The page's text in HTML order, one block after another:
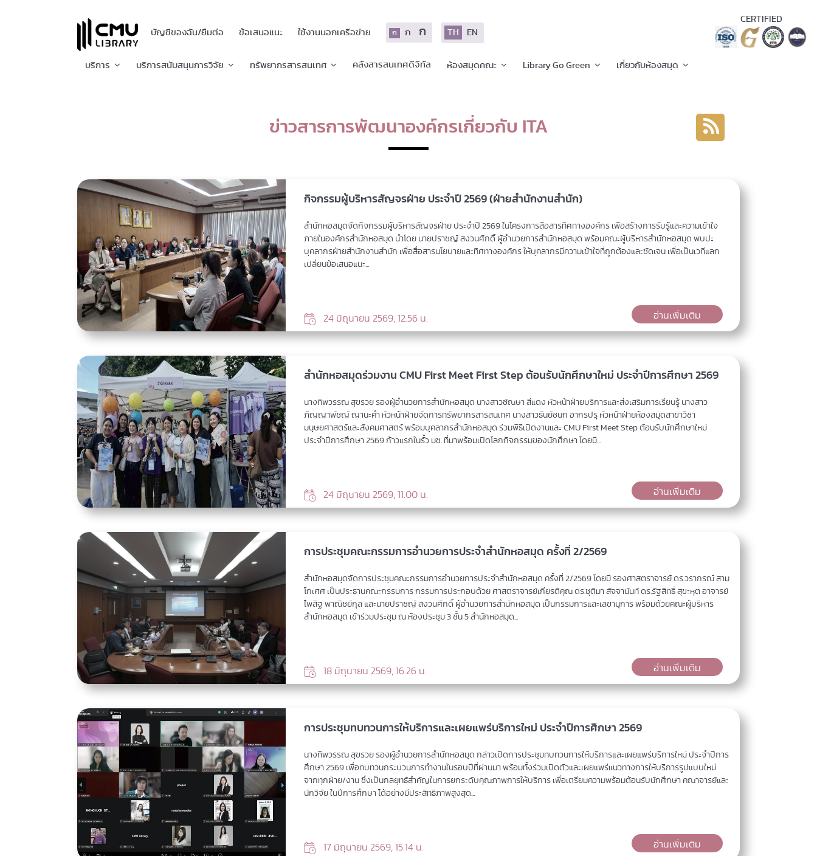
บัญชีของฉัน/ยืมต่อ ข้อเสนอแนะ ใช้งานนอกเครือข่าย ก ก ก TH EN
บริการ บริการสนับสนุนการวิจัย ทรัพยากรสารสนเทศ คลังสารสนเทศดิจิทัล ห้องสมุดคณะ Library Go Green เกี่ยวกับห้องสมุด
CERTIFIED
ข่าวสารการพัฒนาองค์กรเกี่ยวกับ ITA
กิจกรรมผู้บริหารสัญจรฝ่าย ประจำปี 2569 (ฝ่ายสำนักงานสำนัก)
สำนักหอสมุดจัดกิจกรรมผู้บริหารสัญจรฝ่าย ประจำปี 2569 ในโครงการสื่อสารทิศทางองค์กร เพื่อสร้างการรับรู้และความเข้าใจ
ภายในองค์กรสำนักหอสมุด นำโดย นายปราชญ์ สงวนศักดิ์ ผู้อำนวยการสำนักหอสมุด พร้อมคณะผู้บริหารสำนักหอสมุด พบปะ
บุคลากรฝ่ายสำนักงานสำนัก เพื่อสื่อสารนโยบายและทิศทางองค์กร ให้บุคลากรมีความเข้าใจที่ถูกต้องและชัดเจน เพื่อเป็นเวทีแลก
เปลี่ยนข้อเสนอแนะ...
24 มิถุนายน 2569, 12.56 น. อ่านเพิ่มเติม
สำนักหอสมุดร่วมงาน CMU First Meet First Step ต้อนรับนักศึกษาใหม่ ประจำปีการศึกษา 2569
นางทิพวรรณ สุขรวย รองผู้อำนวยการสำนักหอสมุด นางสาวชัณษา สีแดง หัวหน้าฝ่ายบริการและส่งเสริมการเรียนรู้ นางสาว
ภิญญาพัชญ์ ญานะคำ หัวหน้าฝ่ายจัดการทรัพยากรสารสนเทศ นางสาวธันย์ชนก อากรปรุ หัวหน้าฝ่ายห้องสมุดสาขาวิชา
มนุษยศาสตร์และสังคมศาสตร์ พร้อมบุคลากรสำนักหอสมุด ร่วมพิธีเปิดงานและ CMU First Meet Step ต้อนรับนักศึกษาใหม่
ประจำปีการศึกษา 2569 ก้าวแรกในรั้ว มช. ที่มาพร้อมเปิดโลกกิจกรรมของนักศึกษา โดยมี...
24 มิถุนายน 2569, 11.00 น. อ่านเพิ่มเติม
การประชุมคณะกรรมการอำนวยการประจำสำนักหอสมุด ครั้งที่ 2/2569
สำนักหอสมุดจัดการประชุมคณะกรรมการอำนวยการประจำสำนักหอสมุด ครั้งที่ 2/2569 โดยมี รองศาสตราจารย์ ดร.วรากรณ์ สาม
โกเศศ เป็นประธานคณะกรรมการ กรรมการประกอบด้วย ศาสตราจารย์เกียรติคุณ ดร.ชุติมา สัจจานันท์ ดร.รัฐสิทธิ์ สุขะหุต อาจารย์
ไพสิฐ พาณิชย์กุล และนายปราชญ์ สงวนศักดิ์ ผู้อำนวยการสำนักหอสมุด เป็นกรรมการและเลขานุการ พร้อมด้วยคณะผู้บริหาร
สำนักหอสมุด เข้าร่วมประชุม ณ ห้องประชุม 3 ชั้น 5 สำนักหอสมุด...
18 มิถุนายน 2569, 16.26 น. อ่านเพิ่มเติม
การประชุมทบทวนการให้บริการและเผยแพร่บริการใหม่ ประจำปีการศึกษา 2569
นางทิพวรรณ สุขรวย รองผู้อำนวยการสำนักหอสมุด กล่าวเปิดการประชุมทบทวนการให้บริการและเผยแพร่บริการใหม่ ประจำปีการ
ศึกษา 2569 เพื่อทบทวนกระบวนการทำงานในรอบปีที่ผ่านมา พร้อมทั้งร่วมเปิดตัวและเผยแพร่แนวทางการให้บริการรูปแบบใหม่
จากทุกฝ่าย/งาน ซึ่งเป็นกลยุทธ์สำคัญในการยกระดับคุณภาพการให้บริการ เพื่อเตรียมความพร้อมต้อนรับนักศึกษา คณาจารย์และ
นักวิจัย ในปีการศึกษา ได้อย่างมีประสิทธิภาพสูงสุด...
17 มิถุนายน 2569, 15.14 น. อ่านเพิ่มเติม